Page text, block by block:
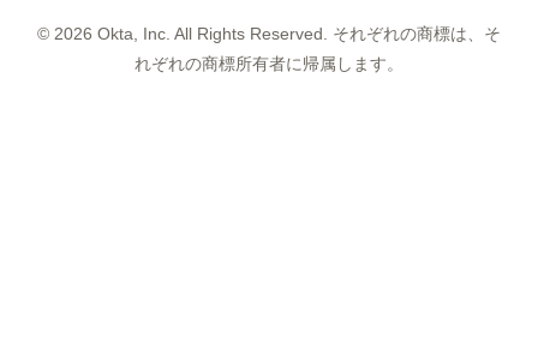
© 2026 Okta, Inc. All Rights Reserved. それぞれの商標は、そ
れぞれの商標所有者に帰属します。